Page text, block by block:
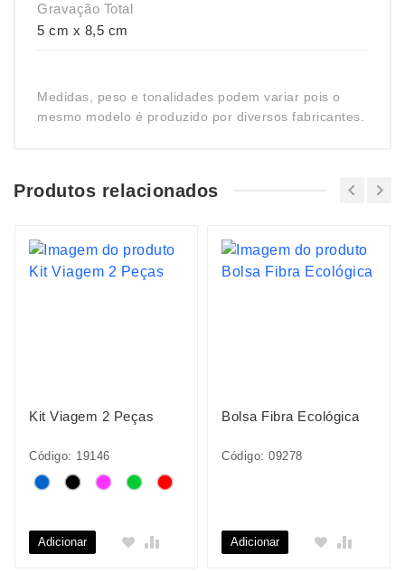
Gravação Total
5 cm x 8,5 cm
Medidas, peso e tonalidades podem variar pois o
mesmo modelo é produzido por diversos fabricantes.
Produtos relacionados
Kit Viagem 2 Peças
Código: 19146
Adicionar
Bolsa Fibra Ecológica
Código: 09278
Adicionar